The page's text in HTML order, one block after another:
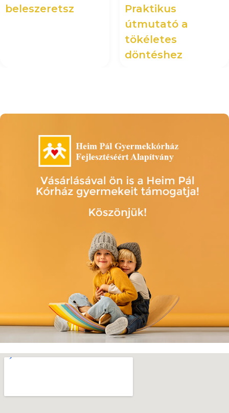
beleszeretsz
Praktikus
útmutató a
tökéletes
döntéshez